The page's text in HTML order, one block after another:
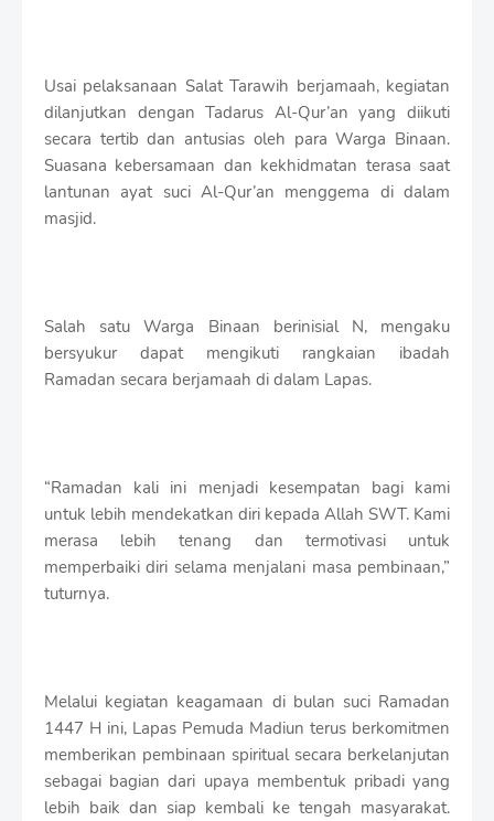
Usai pelaksanaan Salat Tarawih berjamaah, kegiatan
dilanjutkan dengan Tadarus Al-Qur’an yang diikuti
secara tertib dan antusias oleh para Warga Binaan.
Suasana kebersamaan dan kekhidmatan terasa saat
lantunan ayat suci Al-Qur’an menggema di dalam
masjid.
Salah satu Warga Binaan berinisial N, mengaku
bersyukur dapat mengikuti rangkaian ibadah
Ramadan secara berjamaah di dalam Lapas.
“Ramadan kali ini menjadi kesempatan bagi kami
untuk lebih mendekatkan diri kepada Allah SWT. Kami
merasa lebih tenang dan termotivasi untuk
memperbaiki diri selama menjalani masa pembinaan,”
tuturnya.
Melalui kegiatan keagamaan di bulan suci Ramadan
1447 H ini, Lapas Pemuda Madiun terus berkomitmen
memberikan pembinaan spiritual secara berkelanjutan
sebagai bagian dari upaya membentuk pribadi yang
lebih baik dan siap kembali ke tengah masyarakat.